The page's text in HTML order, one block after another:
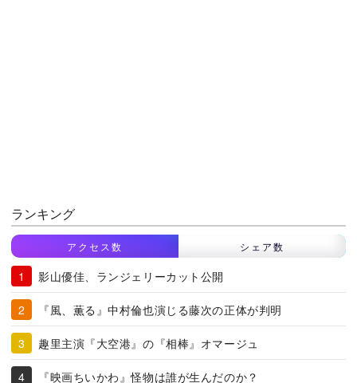
ランキング
アクセス数 シェア数
影山優佳、ランジェリーカット公開
『風、薫る』中村倫也演じる藤次の正体が判明
趣里主演『大空港』の『相棒』オマージュ
『映画ちいかわ』怪物は誰が生んだのか？